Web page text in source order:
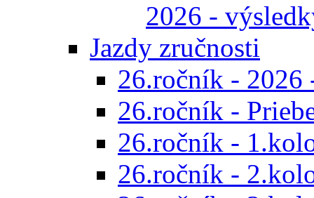
2026 -
Jazdy zručnosti
26.ročník - 2026
26.ročník -
26.ročník -
26.ročník -